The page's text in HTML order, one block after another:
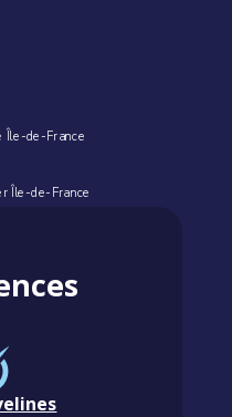
Île-de-France
Île-de-France